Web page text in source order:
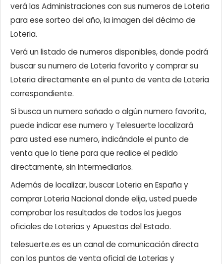
verá las Administraciones con sus numeros de Loteria
para ese sorteo del año, la imagen del décimo de
Loteria.
Verá un listado de numeros disponibles, donde podrá
buscar su numero de Loteria favorito y comprar su
Loteria directamente en el punto de venta de Loteria
correspondiente.
Si busca un numero soñado o algún numero favorito,
puede indicar ese numero y Telesuerte localizará
para usted ese numero, indicándole el punto de
venta que lo tiene para que realice el pedido
directamente, sin intermediarios.
Además de localizar, buscar Loteria en España y
comprar Loteria Nacional donde elija, usted puede
comprobar los resultados de todos los juegos
oficiales de Loterias y Apuestas del Estado.
telesuerte.es es un canal de comunicación directa
con los puntos de venta oficial de Loterias y